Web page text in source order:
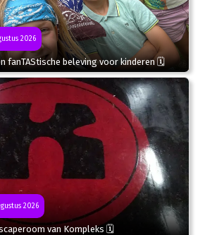
2026
fanTAStische beleving voor kinderen 🗓
2026
van Kompleks 🗓